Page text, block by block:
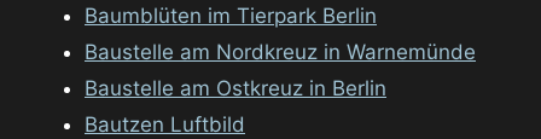
Baumblüten im Tierpark Berlin
Baustelle am Nordkreuz in Warnemünde
Baustelle am Ostkreuz in Berlin
Bautzen Luftbild